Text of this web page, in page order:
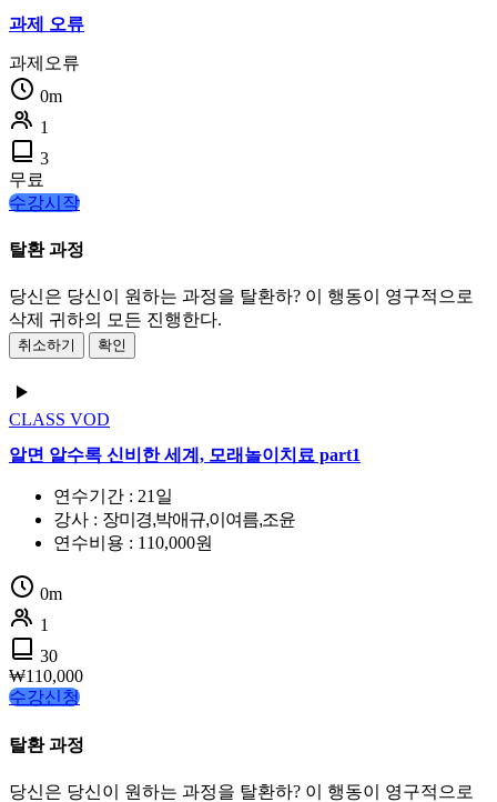
과제 오류
과제오류
0m
1
3
무료
수강시작
탈환 과정
당신은 당신이 원하는 과정을 탈환하? 이 행동이 영구적으로
삭제 귀하의 모든 진행한다.
취소하기 확인
CLASS VOD
알면 알수록 신비한 세계, 모래놀이치료 part1
연수기간 : 21일
강사 : 장미경,박애규,이여름,조윤
연수비용 : 110,000원
0m
1
30
₩110,000
수강신청
탈환 과정
당신은 당신이 원하는 과정을 탈환하? 이 행동이 영구적으로